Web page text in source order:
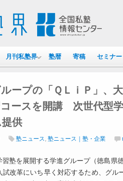
月刊私塾界 塾暦 寄稿 セミナー
ープの「ＱＬｉＰ」、
ースを開講 次世代型
供
塾ニュース, 塾ニュース｜塾・企業
習塾を展開する学進グループ（徳島県
試改革にいち早く対応するため、グル